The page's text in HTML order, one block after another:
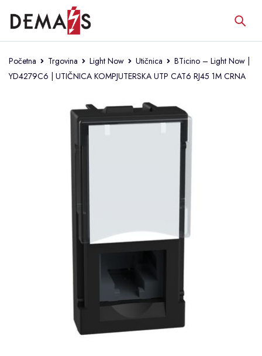
Početna Trgovina Light Now Utičnica
BTicino – Light Now |
YD4279C6 | UTIČNICA KOMPJUTERSKA UTP CAT6 RJ45 1M CRNA